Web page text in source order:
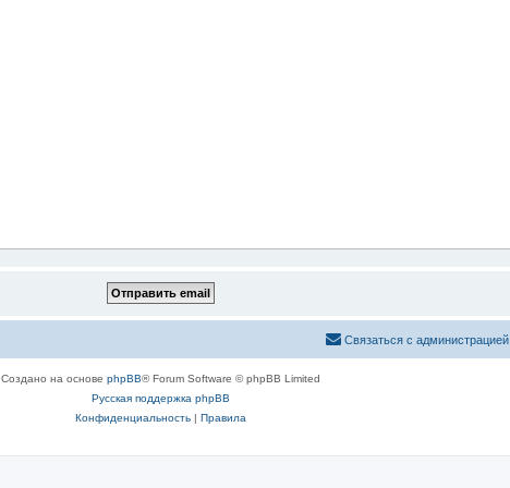
Связаться с администрацией
Создано на основе phpBB® Forum Software © phpBB Limited
Русская поддержка phpBB
Конфиденциальность| Правила